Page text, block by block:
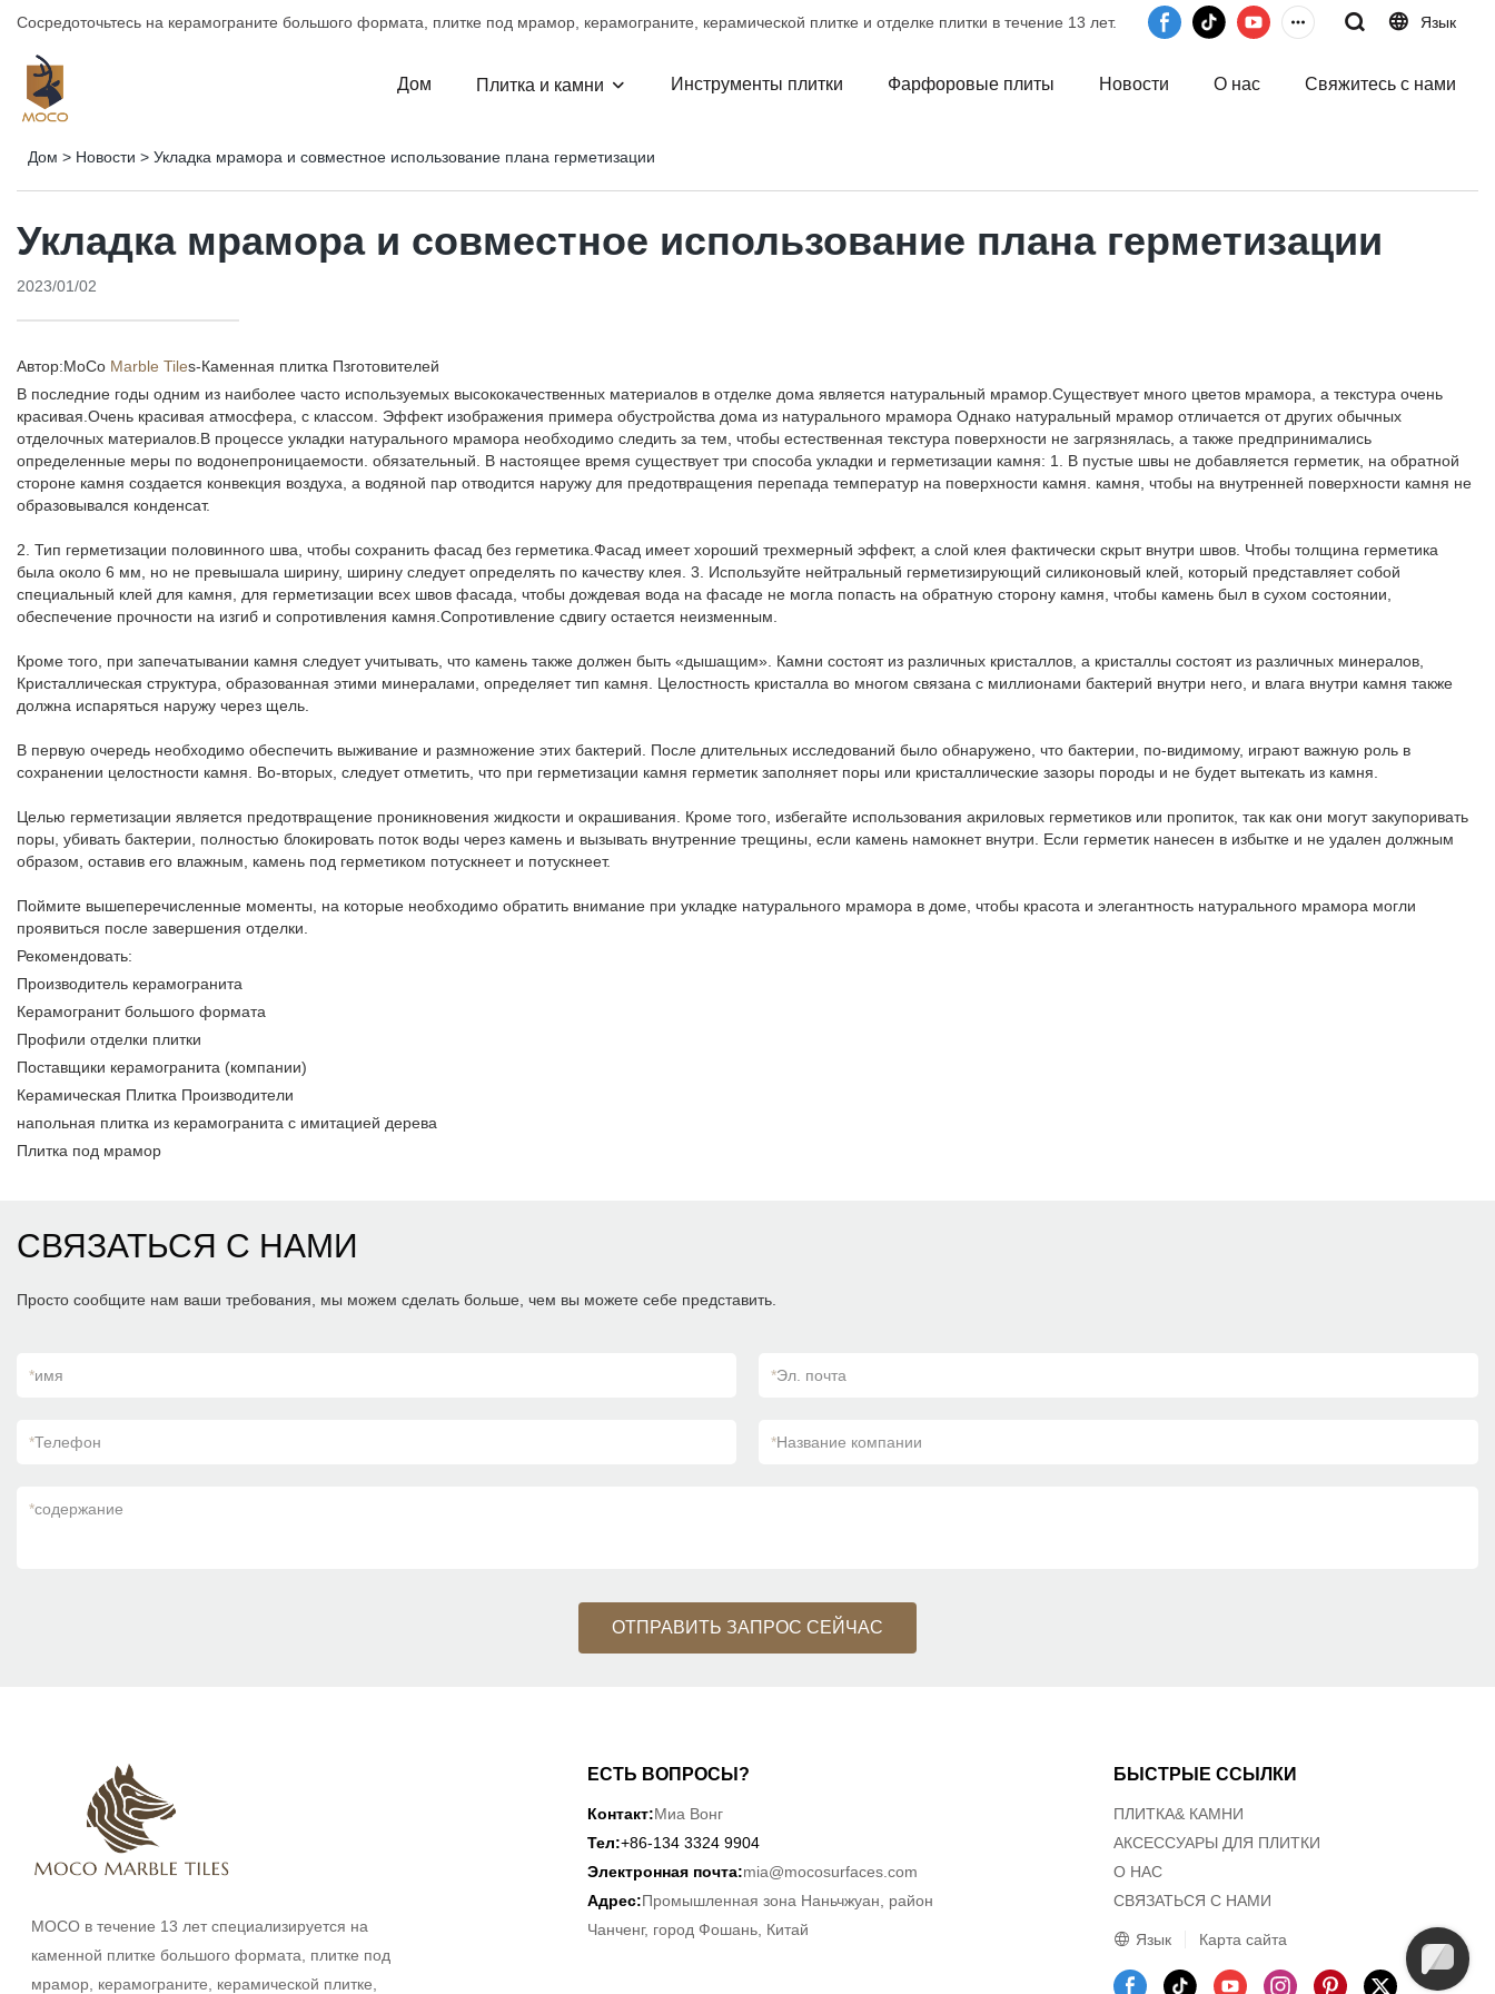
Сосредоточьтесь на керамограните большого формата, плитке под мрамор, керамограните, керамической плитке и отделке плитки в течение 13 лет. Язык
Дом Плитка и камни Инструменты плитки Фарфоровые плиты Новости О нас Свяжитесь с нами
Дом > Новости > Укладка мрамора и совместное использование плана герметизации
Укладка мрамора и совместное использование плана герметизации
2023/01/02
Автор:MoCo Marble Tiles-Каменная плитка Пзготовителей
В последние годы одним из наиболее часто используемых высококачественных материалов в отделке дома является натуральный мрамор.Существует много цветов мрамора, а текстура очень
красивая.Очень красивая атмосфера, с классом. Эффект изображения примера обустройства дома из натурального мрамора Однако натуральный мрамор отличается от других обычных
отделочных материалов.В процессе укладки натурального мрамора необходимо следить за тем, чтобы естественная текстура поверхности не загрязнялась, а также предпринимались
определенные меры по водонепроницаемости. обязательный. В настоящее время существует три способа укладки и герметизации камня: 1. В пустые швы не добавляется герметик, на обратной
стороне камня создается конвекция воздуха, а водяной пар отводится наружу для предотвращения перепада температур на поверхности камня. камня, чтобы на внутренней поверхности камня не
образовывался конденсат.
2. Тип герметизации половинного шва, чтобы сохранить фасад без герметика.Фасад имеет хороший трехмерный эффект, а слой клея фактически скрыт внутри швов. Чтобы толщина герметика
была около 6 мм, но не превышала ширину, ширину следует определять по качеству клея. 3. Используйте нейтральный герметизирующий силиконовый клей, который представляет собой
специальный клей для камня, для герметизации всех швов фасада, чтобы дождевая вода на фасаде не могла попасть на обратную сторону камня, чтобы камень был в сухом состоянии,
обеспечение прочности на изгиб и сопротивления камня.Сопротивление сдвигу остается неизменным.
Кроме того, при запечатывании камня следует учитывать, что камень также должен быть «дышащим». Камни состоят из различных кристаллов, а кристаллы состоят из различных минералов,
Кристаллическая структура, образованная этими минералами, определяет тип камня. Целостность кристалла во многом связана с миллионами бактерий внутри него, и влага внутри камня также
должна испаряться наружу через щель.
В первую очередь необходимо обеспечить выживание и размножение этих бактерий. После длительных исследований было обнаружено, что бактерии, по-видимому, играют важную роль в
сохранении целостности камня. Во-вторых, следует отметить, что при герметизации камня герметик заполняет поры или кристаллические зазоры породы и не будет вытекать из камня.
Целью герметизации является предотвращение проникновения жидкости и окрашивания. Кроме того, избегайте использования акриловых герметиков или пропиток, так как они могут закупоривать
поры, убивать бактерии, полностью блокировать поток воды через камень и вызывать внутренние трещины, если камень намокнет внутри. Если герметик нанесен в избытке и не удален должным
образом, оставив его влажным, камень под герметиком потускнеет и потускнеет.
Поймите вышеперечисленные моменты, на которые необходимо обратить внимание при укладке натурального мрамора в доме, чтобы красота и элегантность натурального мрамора могли
проявиться после завершения отделки.
Рекомендовать:
Производитель керамогранита
Керамогранит большого формата
Профили отделки плитки
Поставщики керамогранита (компании)
Керамическая Плитка Производители
напольная плитка из керамогранита с имитацией дерева
Плитка под мрамор
СВЯЗАТЬСЯ С НАМИ
Просто сообщите нам ваши требования, мы можем сделать больше, чем вы можете себе представить.
*имя *Эл. почта
*Телефон *Название компании
*содержание
ОТПРАВИТЬ ЗАПРОС СЕЙЧАС
MOCO в течение 13 лет специализируется на
каменной плитке большого формата, плитке под
мрамор, керамограните, керамической плитке,
ЕСТЬ ВОПРОСЫ?
Контакт:Миа Вонг
Тел:+86-134 3324 9904
Электронная почта:mia@mocosurfaces.com
Адрес:Промышленная зона Наньчжуан, район
Чанченг, город Фошань, Китай
БЫСТРЫЕ ССЫЛКИ
ПЛИТКА& КАМНИ
АКСЕССУАРЫ ДЛЯ ПЛИТКИ
О НАС
СВЯЗАТЬСЯ С НАМИ
Язык Карта сайта